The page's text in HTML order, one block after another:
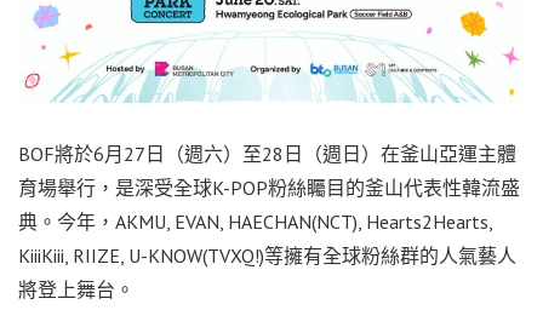
BOF將於6月27日（週六）至28日（週日）在釜山亞運主體
育場舉行，是深受全球K-POP粉絲矚目的釜山代表性韓流盛
典。今年，AKMU, EVAN, HAECHAN(NCT), Hearts2Hearts,
KiiiKiii, RIIZE, U-KNOW(TVXQ!)等擁有全球粉絲群的人氣藝人
將登上舞台。